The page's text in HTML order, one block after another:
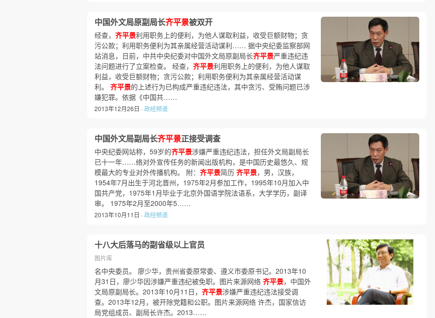
中国外文局原副局长齐平景被双开
经查， 齐平景利用职务上的便利，为他人谋取利益，收受巨额财物；贪
污公款；利用职务便利为其亲属经营活动谋利…… 据中央纪委监察部网
站消息，日前，中共中央纪委对中国外文局原副局长齐平景严重违纪违
法问题进行了立案检查。 经查， 齐平景利用职务上的便利，为他人谋取
利益，收受巨额财物；贪污公款；利用职务便利为其亲属经营活动谋
利。 齐平景的上述行为已构成严重违纪违法，其中贪污、受贿问题已涉
嫌犯罪。依据《中国共……
2013年12月26日 ·政经频道
中国外文局副局长齐平景正接受调查
中央纪委网站称，59岁的齐平景涉嫌严重违纪违法，担任外文局副局长
已十一年……络对外宣传任务的新闻出版机构，是中国历史最悠久、规
模最大的专业对外传播机构。 附： 齐平景简历 齐平景，男，汉族，
1954年7月出生于河北晋州，1975年2月参加工作，1995年10月加入中
国共产党，1975年1月毕业于北京外国语学院法语系，大学学历，副译
审。 1975年2月至2000年5……
2013年10月11日 ·政经频道
十八大后落马的副省级以上官员
图片库
名中央委员。 廖少华，贵州省委原常委、遵义市委原书记。2013年10
月31日，廖少华因涉嫌严重违纪被免职。图片来源网络 齐平景，中国外
文局原副局长。2013年10月11日， 齐平景涉嫌严重违纪违法接受调
查。2013年12月，被开除党籍和公职。图片来源网络 许杰，国家信访
局党组成员、副局长许杰。2013……